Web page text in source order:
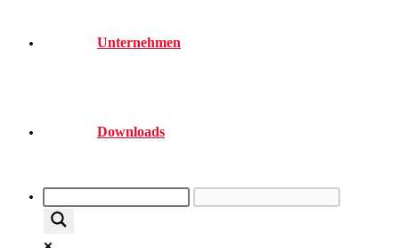
Unternehmen
Downloads